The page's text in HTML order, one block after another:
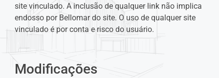
site vinculado. A inclusão de qualquer link não implica
endosso por Bellomar do site. O uso de qualquer site
vinculado é por conta e risco do usuário.
Modificações